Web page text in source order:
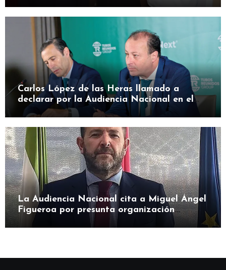
Carlos López de las Heras llamado a
declarar por la Audiencia Nacional en el
caso SEPI
La Audiencia Nacional cita a Miguel Ángel
Figueroa por presunta organización